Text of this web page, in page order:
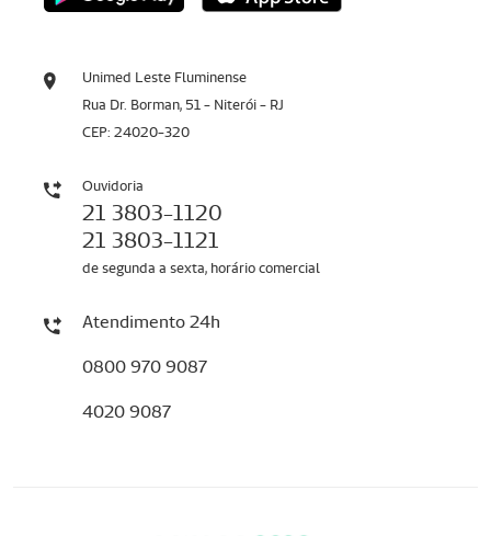
Unimed Leste Fluminense
Rua Dr. Borman, 51 - Niterói - RJ
CEP: 24020-320
Ouvidoria
21 3803-1120
21 3803-1121
de segunda a sexta, horário comercial
Atendimento 24h
0800 970 9087
4020 9087